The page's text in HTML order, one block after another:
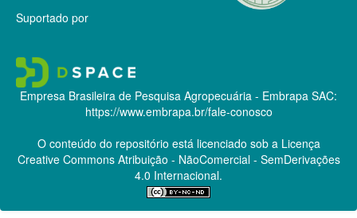
Suportado por
Empresa Brasileira de Pesquisa Agropecuária - Embrapa SAC:
https://www.embrapa.br/fale-conosco
O conteúdo do repositório está licenciado sob a Licença
Creative CommonsAtribuição - NãoComercial - SemDerivações
4.0 Internacional.